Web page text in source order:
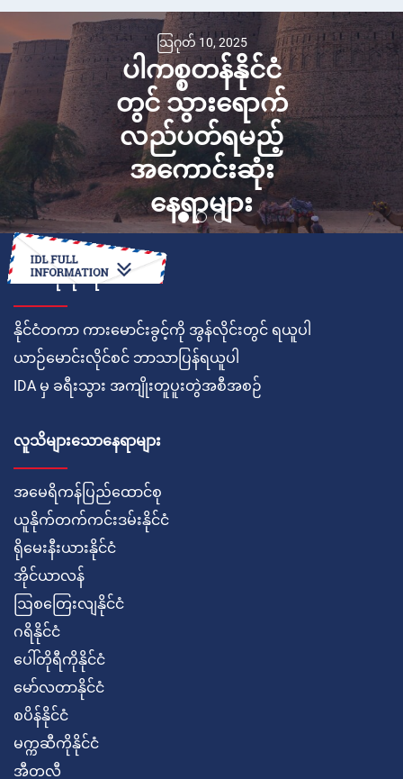
သြဂုတ် 10, 2025
ပါကစ္စတန်နိုင်ငံ
တွင် သွားရောက်
လည်ပတ်ရမည့်
အကောင်းဆုံး
နေရာများ
ဘယ်လိုလုပ်ရမလဲ
နိုင်ငံတကာ ကားမောင်းခွင့်ကို အွန်လိုင်းတွင် ရယူပါ
ယာဉ်မောင်းလိုင်စင် ဘာသာပြန်ရယူပါ
IDA မှ ခရီးသွား အကျိုးတူပူးတွဲအစီအစဉ်
လူသိများသောနေရာများ
အမေရိကန်ပြည်ထောင်စု
ယူနိုက်တက်ကင်းဒမ်းနိုင်ငံ
ရိုမေးနီးယားနိုင်ငံ
အိုင်ယာလန်
ဩစတြေးလျနိုင်ငံ
ဂရိနိုင်ငံ
ပေါ်တိုရီကိုနိုင်ငံ
မော်လတာနိုင်ငံ
စပိန်နိုင်ငံ
မက္ကဆီကိုနိုင်ငံ
အီတလီ